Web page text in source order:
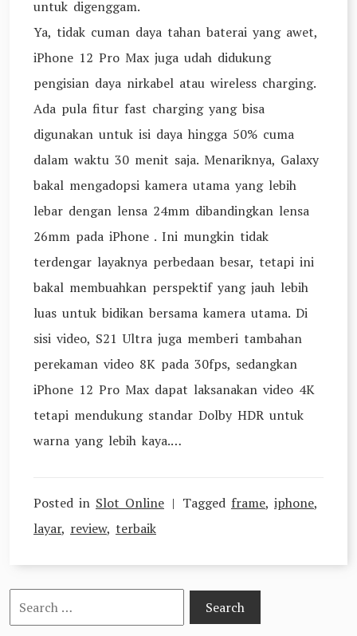
untuk digenggam.
Ya, tidak cuman daya tahan baterai yang awet,
iPhone 12 Pro Max juga udah didukung
pengisian daya nirkabel atau wireless charging.
Ada pula fitur fast charging yang bisa
digunakan untuk isi daya hingga 50% cuma
dalam waktu 30 menit saja. Menariknya, Galaxy
bakal mengadopsi kamera utama yang lebih
lebar dengan lensa 24mm dibandingkan lensa
26mm pada iPhone . Ini mungkin tidak
terdengar layaknya perbedaan besar, tetapi ini
bakal membuahkan perspektif yang jauh lebih
luas untuk bidikan bersama kamera utama. Di
sisi video, S21 Ultra juga memberi tambahan
perekaman video 8K pada 30fps, sedangkan
iPhone 12 Pro Max dapat laksanakan video 4K
tetapi mendukung standar Dolby HDR untuk
warna yang lebih kaya.…
Posted in Slot Online Tagged frame, iphone,
layar, review, terbaik
Search
for: